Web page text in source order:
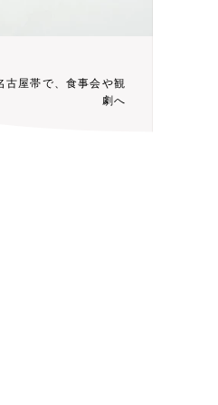
古屋帯で、食事会や観
劇へ